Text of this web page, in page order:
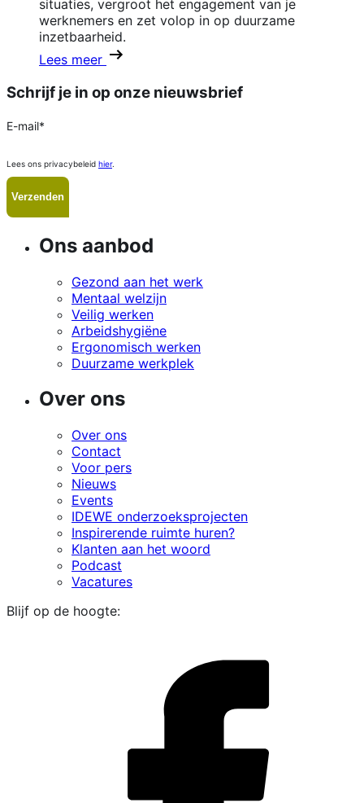
situaties, vergroot het engagement van je
werknemers en zet volop in op duurzame
inzetbaarheid.
Lees meer
Schrijf je in op onze nieuwsbrief
E-mail*
Lees ons privacybeleid hier.
Ons aanbod
Gezond aan het werk
Mentaal welzijn
Veilig werken
Arbeidshygiëne
Ergonomisch werken
Duurzame werkplek
Over ons
Over ons
Contact
Voor pers
Nieuws
Events
IDEWE onderzoeksprojecten
Inspirerende ruimte huren?
Klanten aan het woord
Podcast
Vacatures
Blijf op de hoogte: